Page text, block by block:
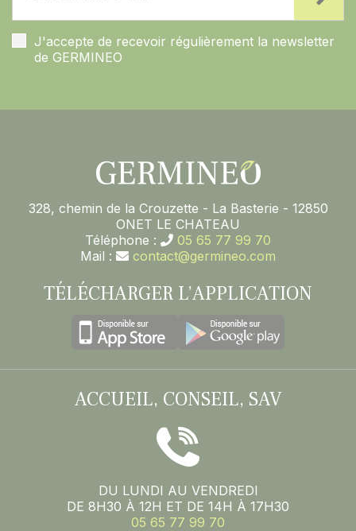
J'accepte de recevoir régulièrement la newsletter
de GERMINEO
328, chemin de la Crouzette - La Basterie - 12850
ONET LE CHATEAU
Téléphone :
05 65 77 99 70
Mail :
contact@germineo.com
TÉLÉCHARGER L’APPLICATION
ACCUEIL, CONSEIL, SAV
DU LUNDI AU VENDREDI
DE 8H30 À 12H ET DE 14H À 17H30
05 65 77 99 70